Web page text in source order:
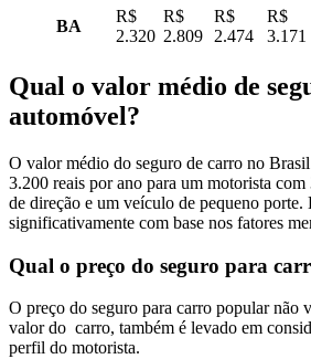
BA
R$
2.320
R$
2.809
R$
2.474
R$
3.171
Qual o valor médio de
automóvel?
O valor médio do seguro de carro no
3.200 reais por ano para um motorista
de direção e um veículo de pequeno porte.
significativamente com base nos fatores
Qual o preço do seguro para
O preço do seguro para carro popular não
valor do carro, também é levado em
perfil do motorista.